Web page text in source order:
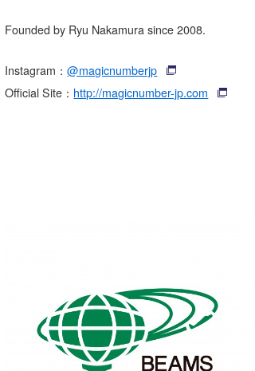
Founded by Ryu Nakamura since 2008.
Instagram：@magicnumberjp
Official Site： http://magicnumber-jp.com